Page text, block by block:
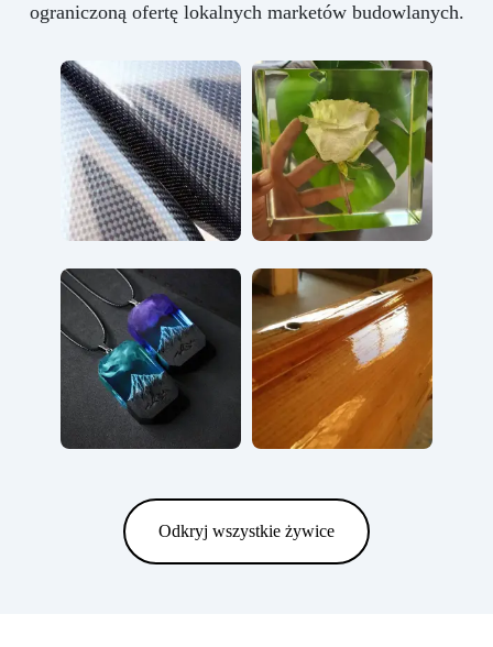
ograniczoną ofertę lokalnych marketów budowlanych.
Odkryj wszystkie żywice